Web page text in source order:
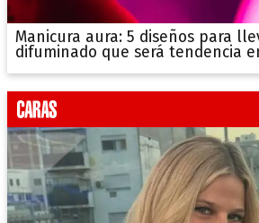
Manicura aura: 5 diseños para
difuminado que será tendencia